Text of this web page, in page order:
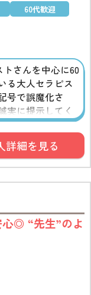
60代歓迎
トさんを中心に60
る大人セラピス
号で誤魔化さ
実に提示してく
経験不問で一律
めからしっかり
一つ◎資格をも
マンツーマンの
詳細を見る
◎ “先生”のよ